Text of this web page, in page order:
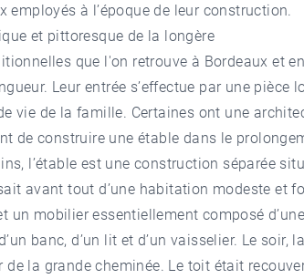
employés à l’époque de leur construction.
et pittoresque de la longère
que l'on retrouve à Bordeaux et
Leur entrée s’effectue par une pièce
vie de la famille. Certaines ont une
de construire une étable dans le
l’étable est une construction séparée
avant tout d’une habitation modeste et
un mobilier essentiellement composé
banc, d’un lit et d’un vaisselier. Le soir,
de la grande cheminée. Le toit était